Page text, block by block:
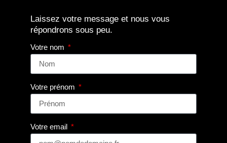
Laissez votre message et nous vous
répondrons sous peu.
Votre nom
Votre prénom
Votre email